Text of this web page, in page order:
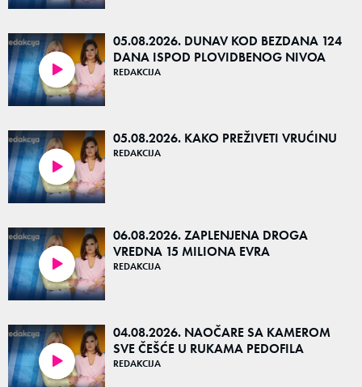
05.08.2026. DUNAV KOD BEZDANA 124
DANA ISPOD PLOVIDBENOG NIVOA
REDAKCIJA
05.08.2026. KAKO PREŽIVETI VRUĆINU
REDAKCIJA
06.08.2026. ZAPLENJENA DROGA
VREDNA 15 MILIONA EVRA
REDAKCIJA
04.08.2026. NAOČARE SA KAMEROM
SVE ČEŠĆE U RUKAMA PEDOFILA
REDAKCIJA